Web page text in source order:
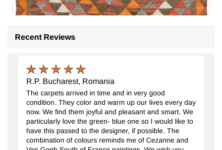
Recent Reviews
R.P. Bucharest, Romania
The carpets arrived in time and in very good
condition. They color and warm up our lives every day
now. We find them joyful and pleasant and smart. We
particularly love the green- blue one so I would like to
have this passed to the designer, if possible. The
combination of colours reminds me of Cezanne and